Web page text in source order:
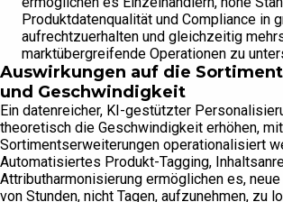
Produktdatenqualität und Compliance in
aufrechtzuerhalten und gleichzeitig
marktübergreifende Operationen zu
Auswirkungen auf die
und Geschwindigkeit
Ein datenreicher, KI-gestützter
theoretisch die Geschwindigkeit erhöhen,
Sortimentserweiterungen operationalisiert
Automatisiertes Produkt-Tagging,
Attributharmonisierung ermöglichen es,
von Stunden, nicht Tagen, aufzunehmen, zu